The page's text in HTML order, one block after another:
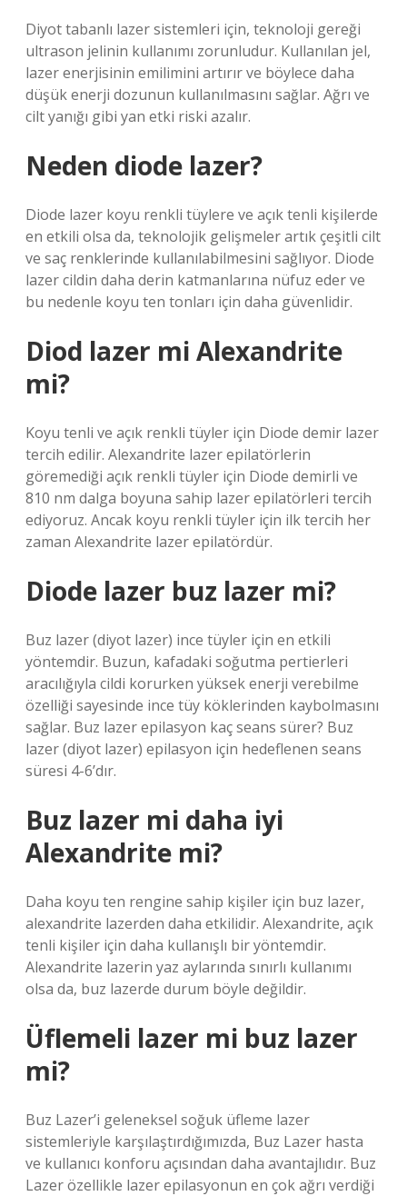
Diyot tabanlı lazer sistemleri için, teknoloji gereği
ultrason jelinin kullanımı zorunludur. Kullanılan jel,
lazer enerjisinin emilimini artırır ve böylece daha
düşük enerji dozunun kullanılmasını sağlar. Ağrı ve
cilt yanığı gibi yan etki riski azalır.
Neden diode lazer?
Diode lazer koyu renkli tüylere ve açık tenli kişilerde
en etkili olsa da, teknolojik gelişmeler artık çeşitli cilt
ve saç renklerinde kullanılabilmesini sağlıyor. Diode
lazer cildin daha derin katmanlarına nüfuz eder ve
bu nedenle koyu ten tonları için daha güvenlidir.
Diod lazer mi Alexandrite
mi?
Koyu tenli ve açık renkli tüyler için Diode demir lazer
tercih edilir. Alexandrite lazer epilatörlerin
göremediği açık renkli tüyler için Diode demirli ve
810 nm dalga boyuna sahip lazer epilatörleri tercih
ediyoruz. Ancak koyu renkli tüyler için ilk tercih her
zaman Alexandrite lazer epilatördür.
Diode lazer buz lazer mi?
Buz lazer (diyot lazer) ince tüyler için en etkili
yöntemdir. Buzun, kafadaki soğutma pertierleri
aracılığıyla cildi korurken yüksek enerji verebilme
özelliği sayesinde ince tüy köklerinden kaybolmasını
sağlar. Buz lazer epilasyon kaç seans sürer? Buz
lazer (diyot lazer) epilasyon için hedeflenen seans
süresi 4-6’dır.
Buz lazer mi daha iyi
Alexandrite mi?
Daha koyu ten rengine sahip kişiler için buz lazer,
alexandrite lazerden daha etkilidir. Alexandrite, açık
tenli kişiler için daha kullanışlı bir yöntemdir.
Alexandrite lazerin yaz aylarında sınırlı kullanımı
olsa da, buz lazerde durum böyle değildir.
Üflemeli lazer mi buz lazer
mi?
Buz Lazer’i geleneksel soğuk üfleme lazer
sistemleriyle karşılaştırdığımızda, Buz Lazer hasta
ve kullanıcı konforu açısından daha avantajlıdır. Buz
Lazer özellikle lazer epilasyonun en çok ağrı verdiği